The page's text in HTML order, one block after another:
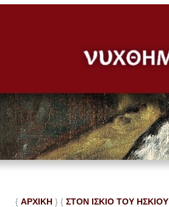
{ ΑΡΧΙΚΗ } { ΣΤΟΝ ΙΣΚΙΟ ΤΟΥ ΗΣΚΙΟΥ